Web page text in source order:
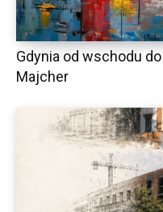
Gdynia od wschodu
Majcher